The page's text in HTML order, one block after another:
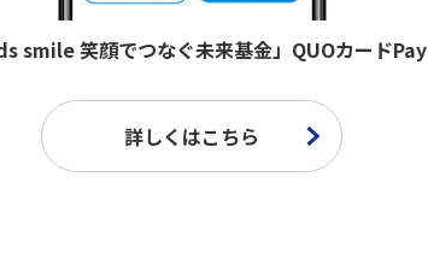
smile 笑顔でつなぐ未来基金」QUOカードPay
詳しくはこちら